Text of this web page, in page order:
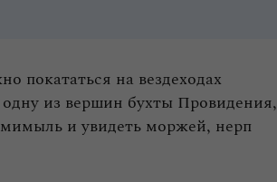
покататься на вездеходах
из вершин бухты Провидения,
и увидеть моржей, нерп